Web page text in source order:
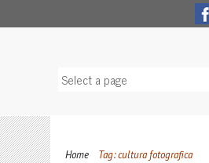
Home Tag: cultura fotografica